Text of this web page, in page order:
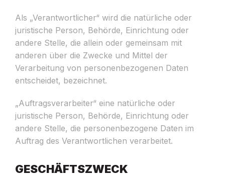
Als „Verantwortlicher“ wird die natürliche oder
juristische Person, Behörde, Einrichtung oder
andere Stelle, die allein oder gemeinsam mit
anderen über die Zwecke und Mittel der
Verarbeitung von personenbezogenen Daten
entscheidet, bezeichnet.
„Auftragsverarbeiter“ eine natürliche oder
juristische Person, Behörde, Einrichtung oder
andere Stelle, die personenbezogene Daten im
Auftrag des Verantwortlichen verarbeitet.
GESCHÄFTSZWECK